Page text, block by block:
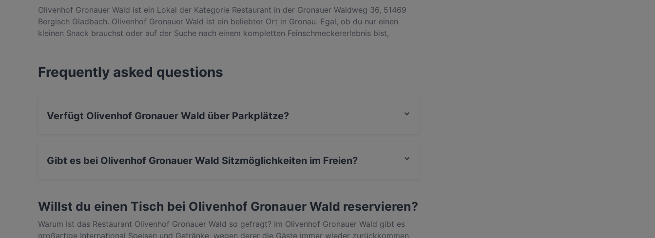
Olivenhof Gronauer Wald ist ein Lokal der Kategorie Restaurant in der Gronauer Waldweg 36, 51469
Bergisch Gladbach. Olivenhof Gronauer Wald ist ein beliebter Ort in Gronau. Egal, ob du nur einen
kleinen Snack brauchst oder auf der Suche nach einem kompletten Feinschmeckererlebnis bist,
Frequently asked questions
Verfügt Olivenhof Gronauer Wald über Parkplätze?
Gibt es bei Olivenhof Gronauer Wald Sitzmöglichkeiten im Freien?
Willst du einen Tisch bei Olivenhof Gronauer Wald reservieren?
Warum ist das Restaurant Olivenhof Gronauer Wald so gefragt? Im Olivenhof Gronauer Wald gibt es
großartige International Speisen und Getränke, wegen derer die Gäste immer wieder zurückkommen.